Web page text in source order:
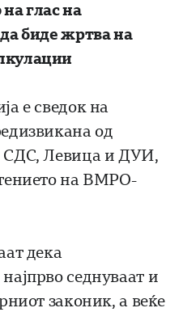
глас на
биде жртва на
е сведок на
од
СДС, Левица и ДУИ,
на ВМРО-
дека
седнуваат и
законик, а веќе